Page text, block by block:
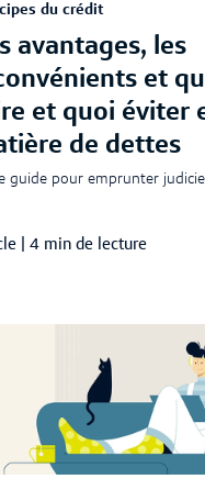
du crédit
avantages, les
et
et quoi éviter
de dettes
guide pour emprunter
4 min de lecture